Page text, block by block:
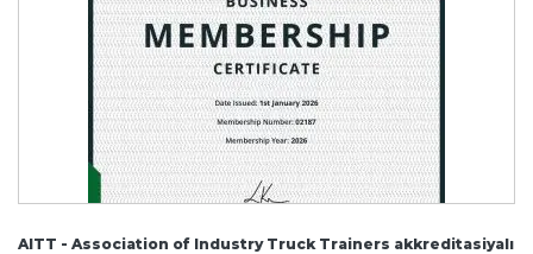
AITT - Association of Industry Truck Trainers akkreditasiyalı